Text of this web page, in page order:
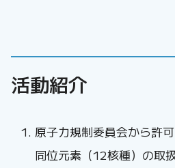
活動紹介
原子力規制委員会から許
同位元素（12核種）の取